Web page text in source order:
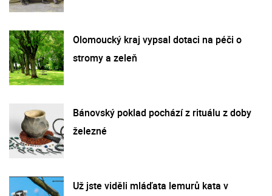
Olomoucký kraj vypsal dotaci na péči o
stromy a zeleň
Bánovský poklad pochází z rituálu z doby
železné
Už jste viděli mláďata lemurů kata v